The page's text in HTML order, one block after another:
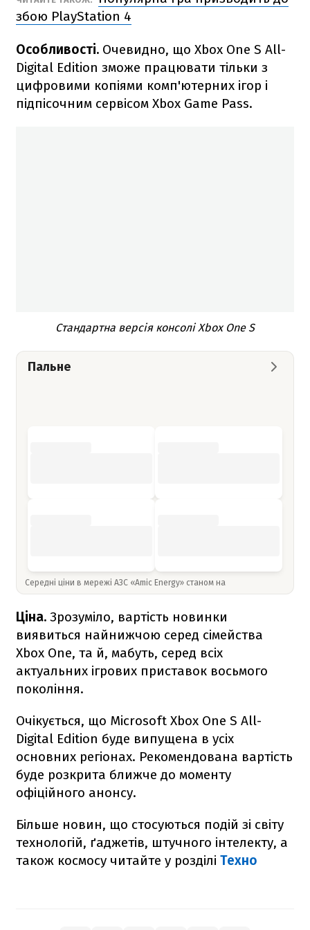
збою PlayStation 4
Особливості. Очевидно, що Xbox One S All-
Digital Edition зможе працювати тільки з
цифровими копіями комп'ютерних ігор і
підпісочним сервісом Xbox Game Pass.
Стандартна версія консолі Xbox One S
Пальне
Середні ціни в мережі АЗС «Amic Energy» станом на
Ціна. Зрозуміло, вартість новинки
виявиться найнижчою серед сімейства
Xbox One, та й, мабуть, серед всіх
актуальних ігрових приставок восьмого
покоління.
Очікується, що Microsoft Xbox One S All-
Digital Edition буде випущена в усіх
основних регіонах. Рекомендована вартість
буде розкрита ближче до моменту
офіційного анонсу.
Більше новин, що стосуються подій зі світу
технологій, ґаджетів, штучного інтелекту, а
також космосу читайте у розділі Техно